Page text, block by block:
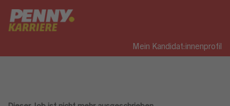
Mein Kandidat:innenprofil